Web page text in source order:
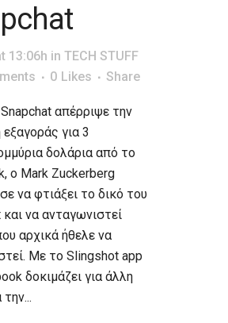
13:06h in TECH STUFF
0 Likes Share
απέρριψε την
για 3
δολάρια από το
ο Mark Zuckerberg
να φτιάξει το δικό του
να ανταγωνιστεί
αρχικά ήθελε να
Με το Slingshot app
δοκιμάζει για άλλη